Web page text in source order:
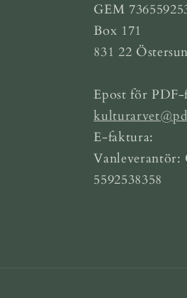
GEM
Box 171
831 22
Epost för
E-faktura:
Vanleverantör:
5592538358